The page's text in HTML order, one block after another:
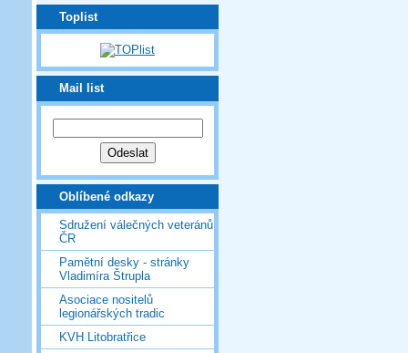
Toplist
Mail list
Oblíbené odkazy
Sdružení válečných veteránů
ČR
Pamětní desky - stránky
Vladimíra Štrupla
Asociace nositelů
legionářských tradic
KVH Litobratřice